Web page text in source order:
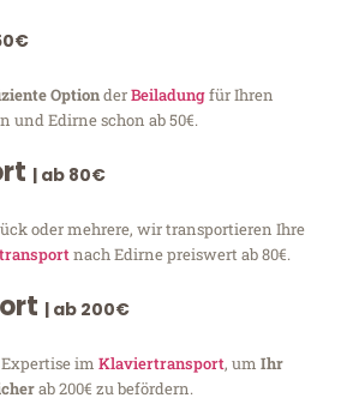
OptionderBeiladungfür Ihren
und Edirne schon ab 50€.
| ab 80€
oder mehrere, wir transportieren Ihre
nach Edirne preiswert ab 80€.
| ab 200€
im Klaviertransport, um Ihr
ab 200€ zu befördern.